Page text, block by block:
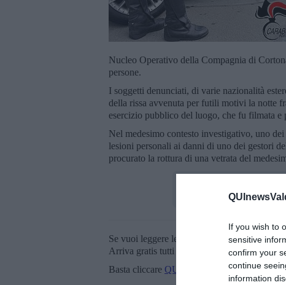
If you wish to
sensitive
confirm your
continue
information
Nucleo Operativo della Compagnia di
persone.
I soggetti denunciati, di varie nazionalità
della rissa avvenuta per futili motivi la notte
esercizio pubblico del luogo, che fu filmata
Nel medesimo contesto investigativo, uno
lesioni personali ai danni di uno dei gestori
procurato la rottura di una vetrata del
Se vuoi leggere le notizie principali della
Arriva gratis tutti i giorni alle 20:00
Basta cliccare QUI